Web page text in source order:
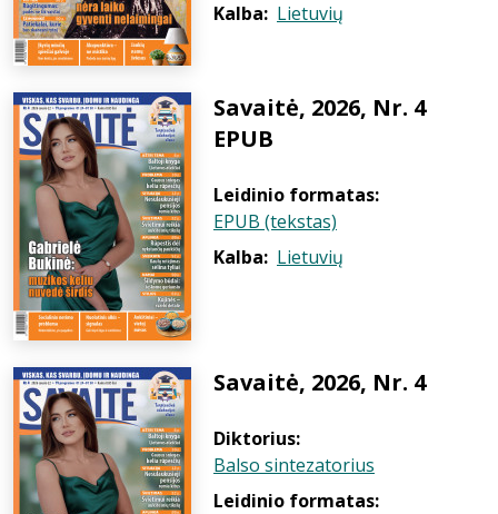
Kalba: Lietuvių
Savaitė, 2026, Nr. 4
EPUB
Leidinio formatas:
EPUB (tekstas)
Kalba: Lietuvių
Savaitė, 2026, Nr. 4
Diktorius:
Balso sintezatorius
Leidinio formatas: